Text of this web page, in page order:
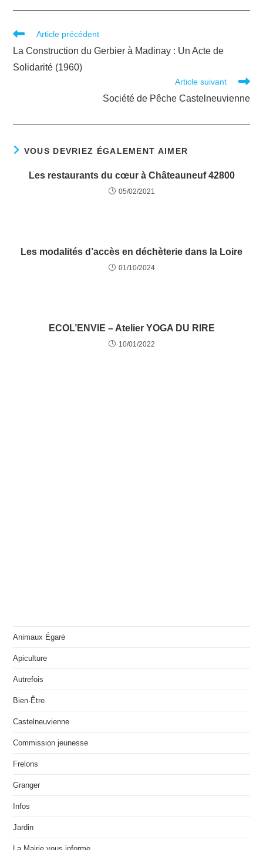
Article précédent
La Construction du Gerbier à Madinay : Un Acte de
Solidarité (1960)
Article suivant
Société de Pêche Castelneuvienne
VOUS DEVRIEZ ÉGALEMENT AIMER
Les restaurants du cœur à Châteauneuf 42800
05/02/2021
Les modalités d’accès en déchèterie dans la Loire
01/10/2024
ECOL’ENVIE – Atelier YOGA DU RIRE
10/01/2022
Animaux Égaré
Apiculture
Autrefois
Bien-Être
Castelneuvienne
Commission jeunesse
Frelons
Granger
Infos
Jardin